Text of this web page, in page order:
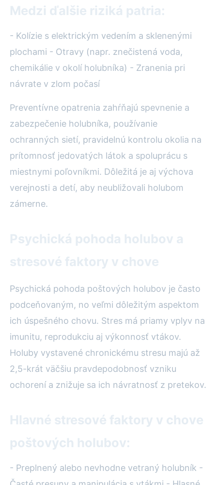
Medzi ďalšie riziká patria:
- Kolízie s elektrickým vedením a sklenenými
plochami - Otravy (napr. znečistená voda,
chemikálie v okolí holubníka) - Zranenia pri
návrate v zlom počasí
Preventívne opatrenia zahŕňajú spevnenie a
zabezpečenie holubníka, používanie
ochranných sietí, pravidelnú kontrolu okolia na
prítomnosť jedovatých látok a spoluprácu s
miestnymi poľovníkmi. Dôležitá je aj výchova
verejnosti a detí, aby neubližovali holubom
zámerne.
Psychická pohoda holubov a
stresové faktory v chove
Psychická pohoda poštových holubov je často
podceňovaným, no veľmi dôležitým aspektom
ich úspešného chovu. Stres má priamy vplyv na
imunitu, reprodukciu aj výkonnosť vtákov.
Holuby vystavené chronickému stresu majú až
2,5-krát väčšiu pravdepodobnosť vzniku
ochorení a znižuje sa ich návratnosť z pretekov.
Hlavné stresové faktory v chove
poštových holubov:
- Preplnený alebo nevhodne vetraný holubník -